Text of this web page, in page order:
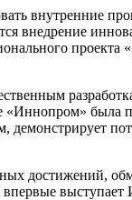
внутренние
внедрение
проекта
была
демонстрирует
достижений,
выступает